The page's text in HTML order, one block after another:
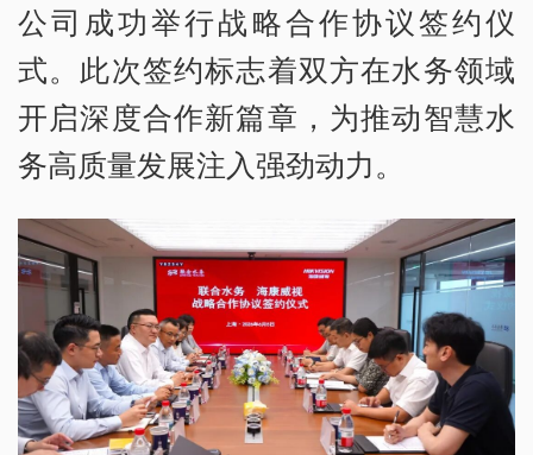
公司成功举行战略合作协议签约仪
式。此次签约标志着双方在水务领域
开启深度合作新篇章，为推动智慧水
务高质量发展注入强劲动力。